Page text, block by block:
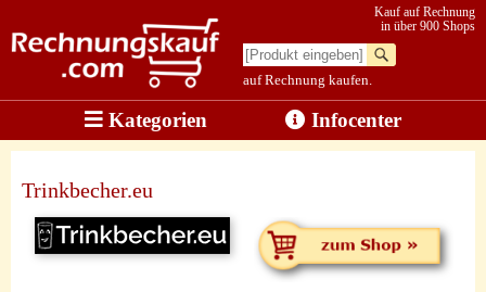
auf Rechnung kaufen.
Kauf auf Rechnung
in über 900 Shops
Kategorien Infocenter
Trinkbecher.eu